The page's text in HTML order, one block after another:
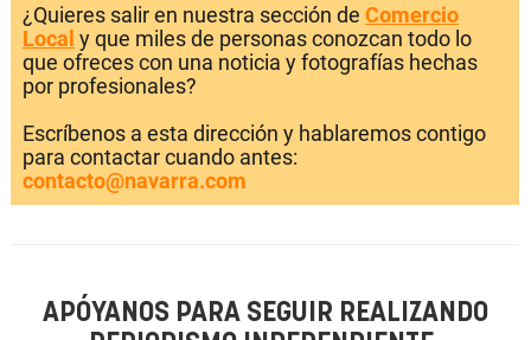
¿Quieres salir en nuestra sección de Comercio
Local y que miles de personas conozcan todo lo
que ofreces con una noticia y fotografías hechas
por profesionales?
Escríbenos a esta dirección y hablaremos contigo
para contactar cuando antes:
contacto@navarra.com
APÓYANOS PARA SEGUIR REALIZANDO